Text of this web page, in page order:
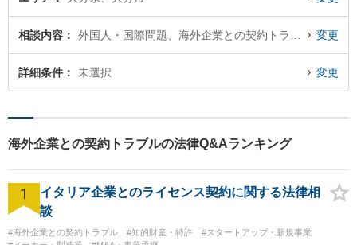
相談内容 変更
詳細条件 未選択 変更
海外企業との契約トラブルの法律Q&Aランキング
1
イタリア企業とのライセンス契約に関する法律相
談
#海外企業との契約トラブル #知的財産・特許
#スタートアップ・新規事業